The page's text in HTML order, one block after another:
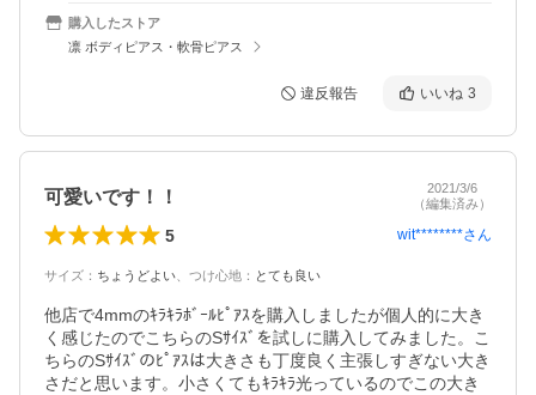
購入したストア
凛 ボディピアス・軟骨ピアス
違反報告 いいね 3
可愛いです！！
2021/3/6
（編集済み）
5 wit********さん
サイズ ： ちょうどよい つけ心地 ： とても良い
他店で4mmのｷﾗｷﾗﾎﾞｰﾙﾋﾟｱｽを購入しましたが個人的に大き
く感じたのでこちらのSｻｲｽﾞを試しに購入してみました。こ
ちらのSｻｲｽﾞのﾋﾟｱｽは大きさも丁度良く主張しすぎない大き
さだと思います。小さくてもｷﾗｷﾗ光っているのでこの大き